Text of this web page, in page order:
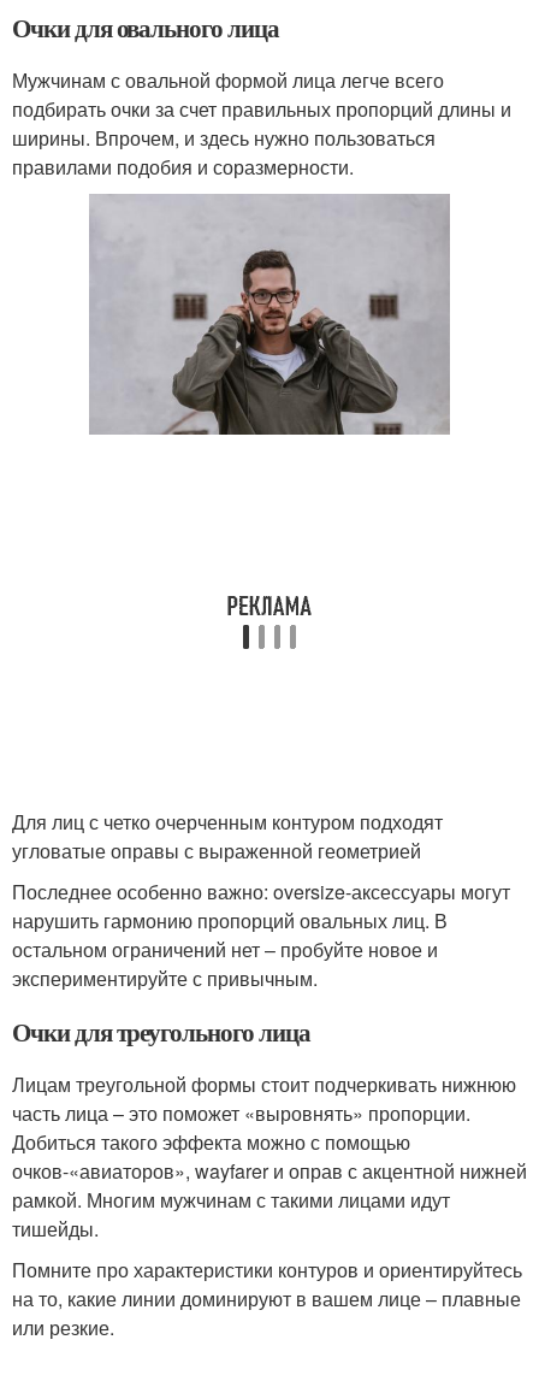
Очки для овального лица
Мужчинам с овальной формой лица легче всего
подбирать очки за счет правильных пропорций длины и
ширины. Впрочем, и здесь нужно пользоваться
правилами подобия и соразмерности.
Для лиц с четко очерченным контуром подходят
угловатые оправы с выраженной геометрией
Последнее особенно важно: oversize-аксессуары могут
нарушить гармонию пропорций овальных лиц. В
остальном ограничений нет – пробуйте новое и
экспериментируйте с привычным.
Очки для треугольного лица
Лицам треугольной формы стоит подчеркивать нижнюю
часть лица – это поможет «выровнять» пропорции.
Добиться такого эффекта можно с помощью
очков-«авиаторов», wayfarer и оправ с акцентной нижней
рамкой. Многим мужчинам с такими лицами идут
тишейды.
Помните про характеристики контуров и ориентируйтесь
на то, какие линии доминируют в вашем лице – плавные
или резкие.